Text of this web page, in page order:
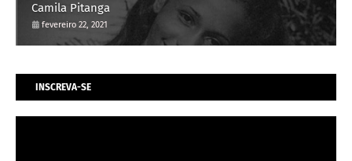
Camila Pitanga
fevereiro 22, 2021
INSCREVA-SE